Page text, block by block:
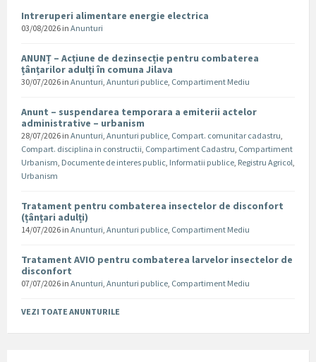
Intreruperi alimentare energie electrica
03/08/2026 in Anunturi
ANUNȚ – Acțiune de dezinsecție pentru combaterea
țânțarilor adulți în comuna Jilava
30/07/2026 in Anunturi Anunturi publice Compartiment Mediu
Anunt – suspendarea temporara a emiterii actelor
administrative – urbanism
28/07/2026 in Anunturi Anunturi publice Compart. comunitar cadastru
Compart. disciplina in constructii Compartiment Cadastru Compartiment
Urbanism Documente de interes public Informatii publice Registru Agricol
Urbanism
Tratament pentru combaterea insectelor de disconfort
(țânțari adulți)
14/07/2026 in Anunturi Anunturi publice Compartiment Mediu
Tratament AVIO pentru combaterea larvelor insectelor de
disconfort
07/07/2026 in Anunturi Anunturi publice Compartiment Mediu
VEZI TOATE ANUNTURILE